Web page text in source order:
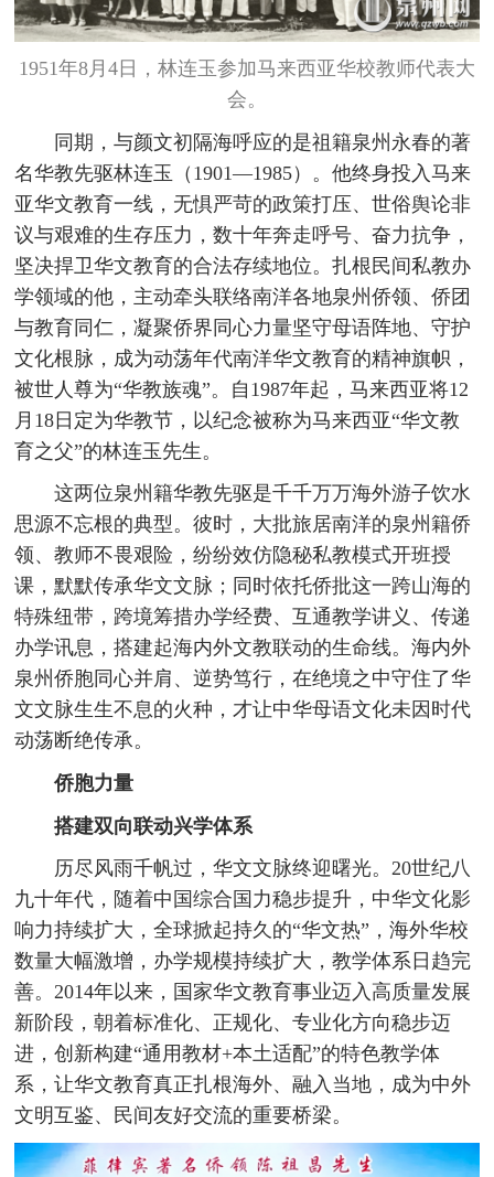
1951年8月4日，林连玉参加马来西亚华校教师代表大
会。
同期，与颜文初隔海呼应的是祖籍泉州永春的著
名华教先驱林连玉（1901—1985）。他终身投入马来
亚华文教育一线，无惧严苛的政策打压、世俗舆论非
议与艰难的生存压力，数十年奔走呼号、奋力抗争，
坚决捍卫华文教育的合法存续地位。扎根民间私教办
学领域的他，主动牵头联络南洋各地泉州侨领、侨团
与教育同仁，凝聚侨界同心力量坚守母语阵地、守护
文化根脉，成为动荡年代南洋华文教育的精神旗帜，
被世人尊为“华教族魂”。自1987年起，马来西亚将12
月18日定为华教节，以纪念被称为马来西亚“华文教
育之父”的林连玉先生。
这两位泉州籍华教先驱是千千万万海外游子饮水
思源不忘根的典型。彼时，大批旅居南洋的泉州籍侨
领、教师不畏艰险，纷纷效仿隐秘私教模式开班授
课，默默传承华文文脉；同时依托侨批这一跨山海的
特殊纽带，跨境筹措办学经费、互通教学讲义、传递
办学讯息，搭建起海内外文教联动的生命线。海内外
泉州侨胞同心并肩、逆势笃行，在绝境之中守住了华
文文脉生生不息的火种，才让中华母语文化未因时代
动荡断绝传承。
侨胞力量
搭建双向联动兴学体系
历尽风雨千帆过，华文文脉终迎曙光。20世纪八
九十年代，随着中国综合国力稳步提升，中华文化影
响力持续扩大，全球掀起持久的“华文热”，海外华校
数量大幅激增，办学规模持续扩大，教学体系日趋完
善。2014年以来，国家华文教育事业迈入高质量发展
新阶段，朝着标准化、正规化、专业化方向稳步迈
进，创新构建“通用教材+本土适配”的特色教学体
系，让华文教育真正扎根海外、融入当地，成为中外
文明互鉴、民间友好交流的重要桥梁。